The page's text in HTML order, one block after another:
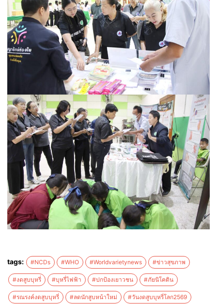
tags: #NCDs #WHO #Worldvarietynews #ข่าวสุขภาพ
#งดสูบบุหรี่ #บุหรี่ไฟฟ้า #ปกป้องเยาวชน #ภัยนิโคติน
#รณรงค์งดสูบบุหรี่ #ลดนักสูบหน้าใหม่ #วันงดสูบบุหรี่โลก2569